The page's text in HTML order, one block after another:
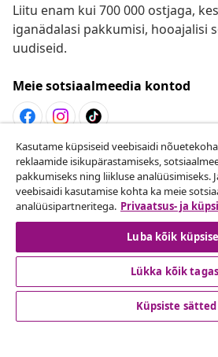
Liitu enam kui 700 000 ostjaga,
iganädalasi pakkumisi, hooajalisi
uudiseid.
Meie sotsiaalmeedia kontod
Lepingust taganemine
Esita oma tellimuse kohta
Lepingust
Klienditeenindus
Kasutame küpsiseid veebisaidi
reklaamide isikupärastamiseks,
pakkumiseks ning liikluse analüüsimiseks.
veebisaidi kasutamise kohta ka meie
analüüsipartneritega. Privaatsus- ja
Luba kõik
Lükka kõik
Küpsiste sätted